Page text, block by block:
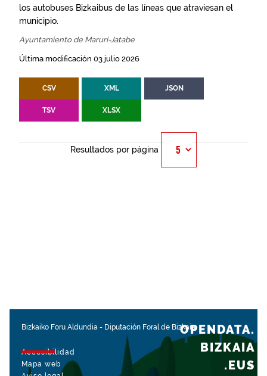
los autobuses Bizkaibus de las líneas que atraviesan el
municipio.
Ayuntamiento de Maruri-Jatabe
Última modificación 03 julio 2026
CSV XML JSON
TSV XLSX
Resultados por página
Bizkaiko Foru Aldundia - Diputación Foral de Bizkaia
Accesibilidad
Mapa web
OPENDATA.
BIZKAIA
.EUS